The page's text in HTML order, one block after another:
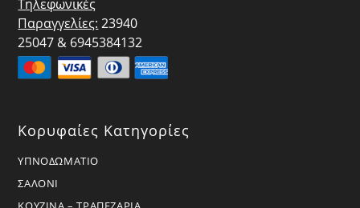
Τηλεφωνικές
Παραγγελίες: 23940
25047 & 6945384132
Κορυφαίες Κατηγορίες
ΥΠΝΟΔΩΜΑΤΙΟ
ΣΑΛΟΝΙ